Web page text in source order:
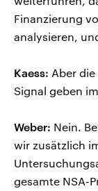
Finanzierung
analysieren,
Kaess: Aber
Signal geben
Weber: Nein.
wir zusätzlich
gesamte NSA-